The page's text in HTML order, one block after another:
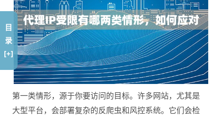
第一类情形，源于你要访问的目标。许多网站，尤其是
大型平台，会部署复杂的反爬虫和风控系统。它们会检
目
录
[+]